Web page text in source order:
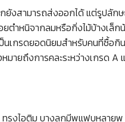
ยังสามารถส่งออกได้ แต่รูปลั
ำหนิจากลมหรือกิ่งไม้บ้างเล็ก
นเกรดยอดนิยมสำหรับคนที่ซื้อกิ
ายถึงการคละระหว่างเกรด A
รงไอติม บางลูกมีพูแฟบหลายพู